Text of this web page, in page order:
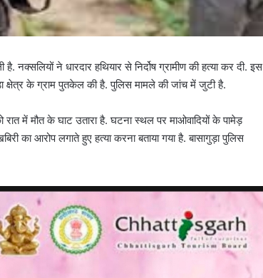
नक्सलियों ने धारदार हथियार से निर्दोष ग्रामीण की हत्या कर दी. इस
क्षेत्र के ग्राम पुतकेल की है. पुलिस मामले की जांच में जुटी है.
रात में मौत के घाट उतारा है. घटना स्थल पर माओवादियों के पामेड़
का आरोप लगाते हुए हत्या करना बताया गया है. बासागुड़ा पुलिस